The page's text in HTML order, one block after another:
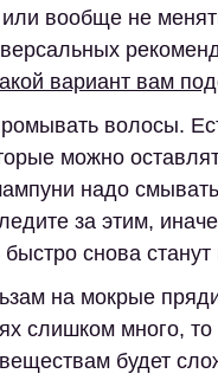
или вообще не
вариант вам
волосы.
можно
надо смывать
за этим,
снова
на мокрые
слишком много, то
будет